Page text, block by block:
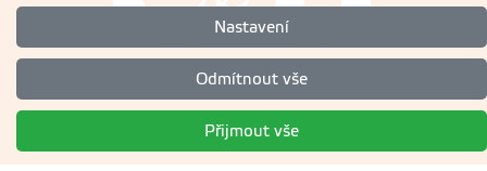
Nastavení
Odmítnout vše
Přijmout vše